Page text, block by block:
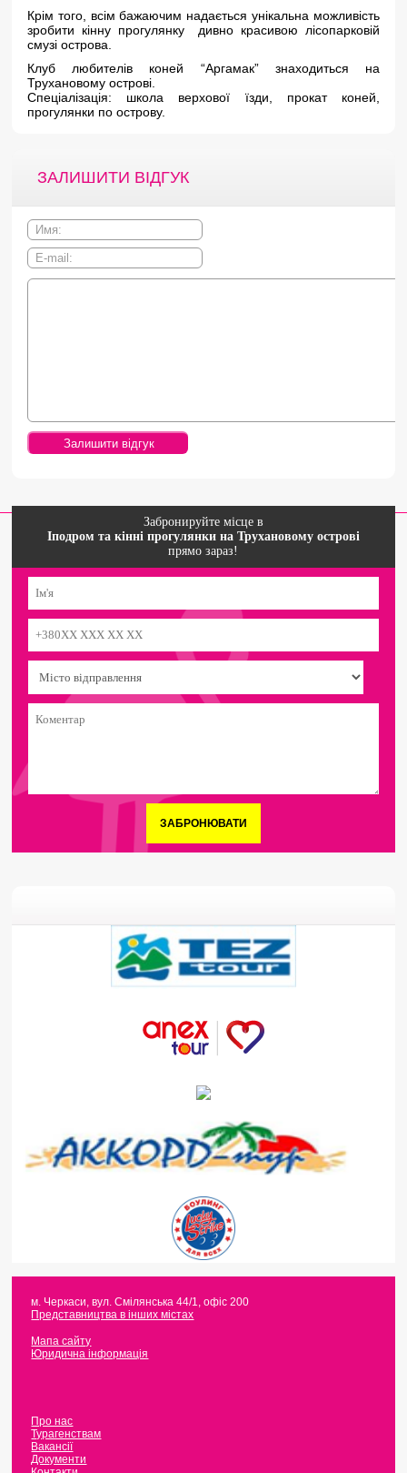
Крім того, всім бажаючим надається унікальна можливість
зробити кінну прогулянку дивно красивою лісопарковій
смузі острова.
Клуб любителів коней “Аргамак” знаходиться на
Трухановому острові.
Спеціалізація: школа верхової їзди, прокат коней,
прогулянки по острову.
ЗАЛИШИТИ ВІДГУК
Забронируйте місце в
Іподром та кінні прогулянки на Трухановому острові
прямо зараз!
ЗАБРОНЮВАТИ
м. Черкаси,вул. Смілянська 44/1, офіс 200
Представництва в інших містах
Мапа сайту
Юридична інформація
Про нас
Турагенствам
Вакансії
Документи